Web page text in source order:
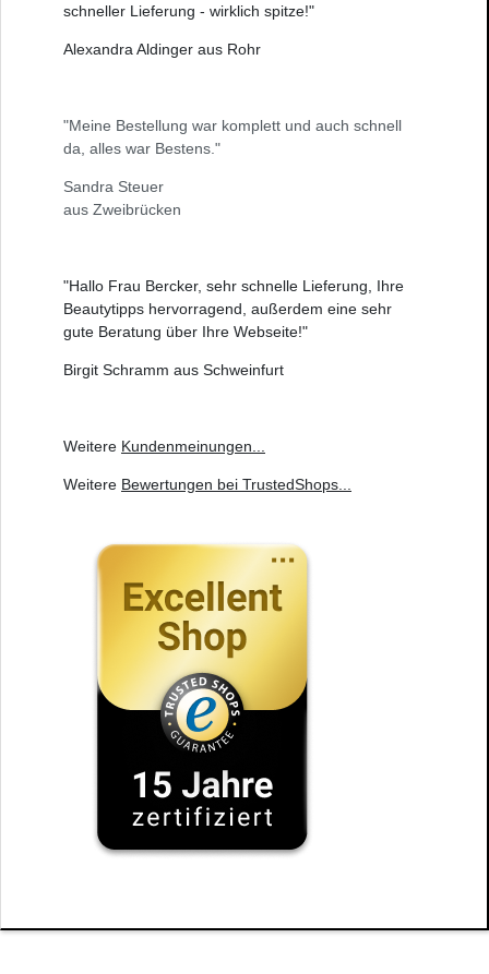
schneller Lieferung - wirklich spitze!"
Alexandra Aldinger aus Rohr
"Meine Bestellung war komplett und auch schnell
da, alles war Bestens."
Sandra Steuer
aus Zweibrücken
"Hallo Frau Bercker, sehr schnelle Lieferung, Ihre
Beautytipps hervorragend, außerdem eine sehr
gute Beratung über Ihre Webseite!"
Birgit Schramm aus Schweinfurt
Weitere Kundenmeinungen
Weitere Bewertungen bei TrustedShops